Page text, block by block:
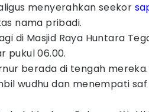
menyerahkan seekor
nama pribadi.
di Masjid Raya Huntara
pukul 06.00.
berada di tengah mereka.
wudhu dan menempati saf